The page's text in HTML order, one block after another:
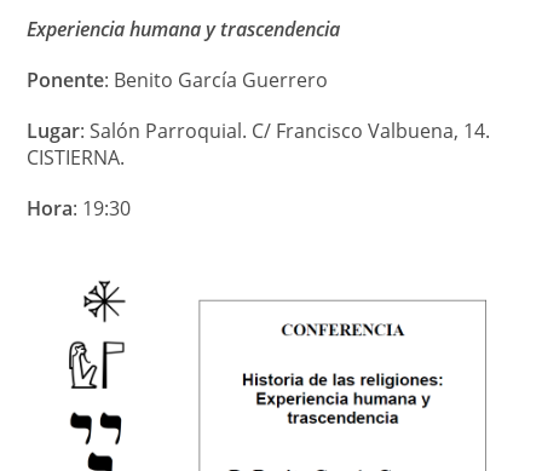
Experiencia humana y trascendencia
Ponente: Benito García Guerrero
Lugar: Salón Parroquial. C/ Francisco Valbuena, 14.
CISTIERNA.
Hora: 19:30